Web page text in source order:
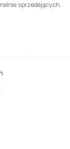
sprzedających.